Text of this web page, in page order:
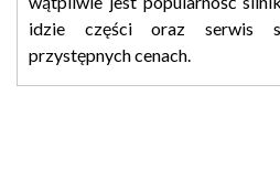
idzie części oraz serwis
przystępnych cenach.